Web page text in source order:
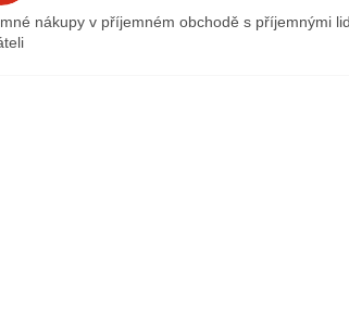
nákupy v příjemném obchodě s příjemnými